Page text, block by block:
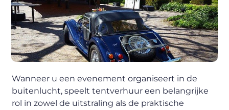
Wanneer u een evenement organiseert in de
buitenlucht, speelt tentverhuur een belangrijke
rol in zowel de uitstraling als de praktische